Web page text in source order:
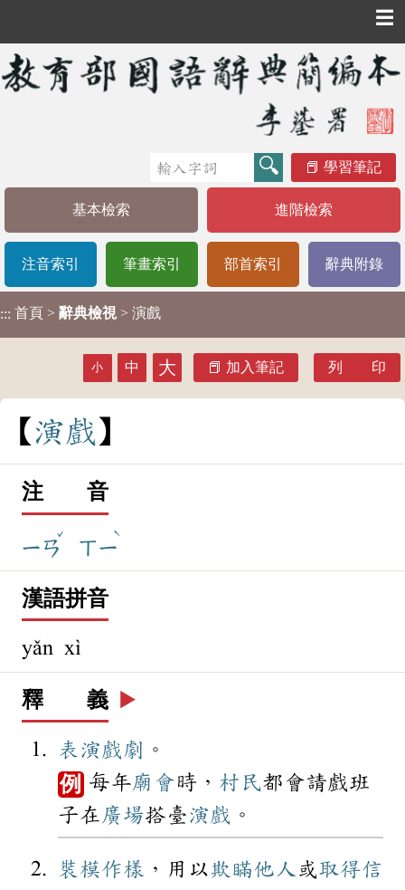
☰
學習筆記
基本檢索 進階檢索
注音索引 筆畫索引 部首索引 辭典附錄
::: 首頁 > 辭典檢視 > 演戲
小 中 大 加入筆記 列 印
演戲
注 音
ㄧㄢ
ˇ
ㄒㄧ
ˋ
漢語拼音
yǎn xì
釋 義 ▶️
表演戲劇 。
例 每年廟會時， 村民都會請戲班
子在 廣場搭臺演戲 。
裝模作樣 ，用以欺瞞他人 或取得信